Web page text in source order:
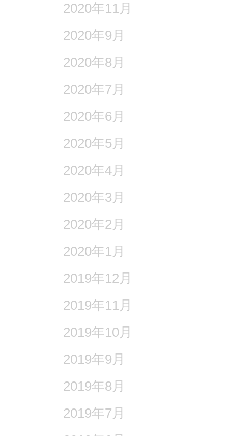
2020年11月
2020年9月
2020年8月
2020年7月
2020年6月
2020年5月
2020年4月
2020年3月
2020年2月
2020年1月
2019年12月
2019年11月
2019年10月
2019年9月
2019年8月
2019年7月